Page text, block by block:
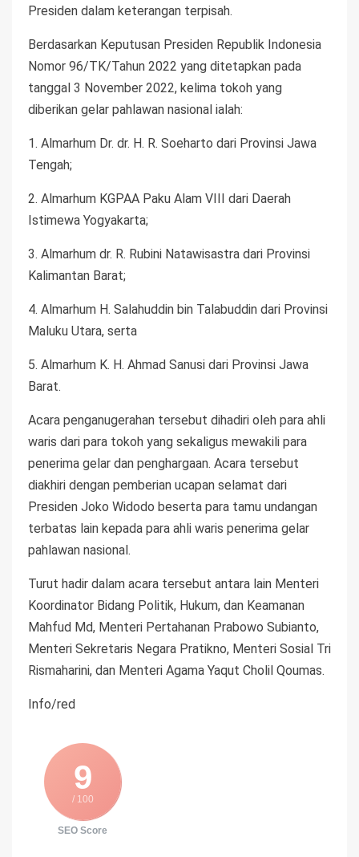
Presiden dalam keterangan terpisah.
Berdasarkan Keputusan Presiden Republik Indonesia
Nomor 96/TK/Tahun 2022 yang ditetapkan pada
tanggal 3 November 2022, kelima tokoh yang
diberikan gelar pahlawan nasional ialah:
1. Almarhum Dr. dr. H. R. Soeharto dari Provinsi Jawa
Tengah;
2. Almarhum KGPAA Paku Alam VIII dari Daerah
Istimewa Yogyakarta;
3. Almarhum dr. R. Rubini Natawisastra dari Provinsi
Kalimantan Barat;
4. Almarhum H. Salahuddin bin Talabuddin dari Provinsi
Maluku Utara, serta
5. Almarhum K. H. Ahmad Sanusi dari Provinsi Jawa
Barat.
Acara penganugerahan tersebut dihadiri oleh para ahli
waris dari para tokoh yang sekaligus mewakili para
penerima gelar dan penghargaan. Acara tersebut
diakhiri dengan pemberian ucapan selamat dari
Presiden Joko Widodo beserta para tamu undangan
terbatas lain kepada para ahli waris penerima gelar
pahlawan nasional.
Turut hadir dalam acara tersebut antara lain Menteri
Koordinator Bidang Politik, Hukum, dan Keamanan
Mahfud Md, Menteri Pertahanan Prabowo Subianto,
Menteri Sekretaris Negara Pratikno, Menteri Sosial Tri
Rismaharini, dan Menteri Agama Yaqut Cholil Qoumas.
Info/red
9
/ 100
SEO Score